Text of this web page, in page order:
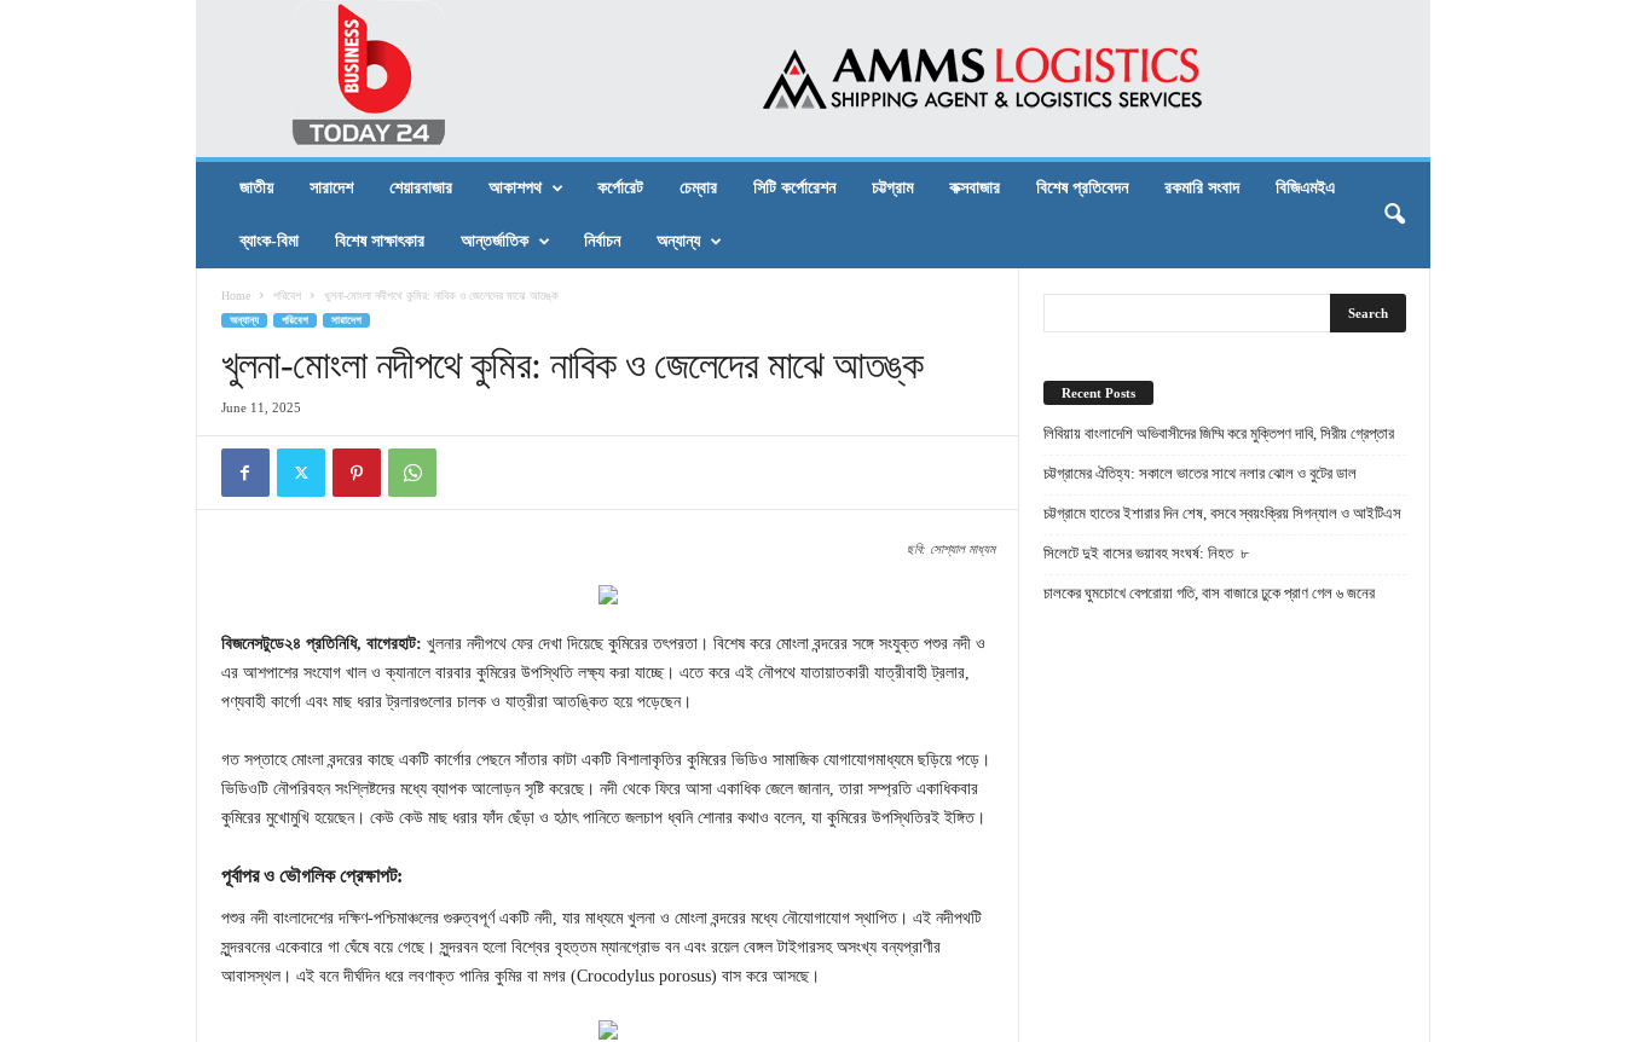
জাতীয় সারাদেশ শেয়ারবাজার আকাশপথ কর্পোরেট চেম্বার সিটি কর্পোরেশন চট্টগ্রাম কক্সবাজার বিশেষ প্রতিবেদন রকমারি সংবাদ বিজিএমইএ
ব্যাংক-বিমা বিশেষ সাক্ষাৎকার আন্তর্জাতিক নির্বাচন অন্যান্য
Home পরিবেশ খুলনা-মোংলা নদীপথে কুমির: নাবিক ও জেলেদের মাঝে আতঙ্ক
অন্যান্য পরিবেশ সারাদেশ
খুলনা-মোংলা নদীপথে কুমির: নাবিক ও জেলেদের মাঝে আতঙ্ক
June 11, 2025
ছবি: সোশ্যাল মাধ্যম
বিজনেসটুডে২৪ প্রতিনিধি, বাগেরহাট: খুলনার নদীপথে ফের দেখা দিয়েছে কুমিরের তৎপরতা। বিশেষ করে মোংলা বন্দরের সঙ্গে সংযুক্ত পশুর নদী ও
এর আশপাশের সংযোগ খাল ও ক্যানালে বারবার কুমিরের উপস্থিতি লক্ষ্য করা যাচ্ছে। এতে করে এই নৌপথে যাতায়াতকারী যাত্রীবাহী ট্রলার,
পণ্যবাহী কার্গো এবং মাছ ধরার ট্রলারগুলোর চালক ও যাত্রীরা আতঙ্কিত হয়ে পড়েছেন।
গত সপ্তাহে মোংলা বন্দরের কাছে একটি কার্গোর পেছনে সাঁতার কাটা একটি বিশালাকৃতির কুমিরের ভিডিও সামাজিক যোগাযোগমাধ্যমে ছড়িয়ে পড়ে।
ভিডিওটি নৌপরিবহন সংশ্লিষ্টদের মধ্যে ব্যাপক আলোড়ন সৃষ্টি করেছে। নদী থেকে ফিরে আসা একাধিক জেলে জানান, তারা সম্প্রতি একাধিকবার
কুমিরের মুখোমুখি হয়েছেন। কেউ কেউ মাছ ধরার ফাঁদ ছেঁড়া ও হঠাৎ পানিতে জলচাপ ধ্বনি শোনার কথাও বলেন, যা কুমিরের উপস্থিতিরই ইঙ্গিত।
পূর্বাপর ও ভৌগলিক প্রেক্ষাপট:
পশুর নদী বাংলাদেশের দক্ষিণ-পশ্চিমাঞ্চলের গুরুত্বপূর্ণ একটি নদী, যার মাধ্যমে খুলনা ও মোংলা বন্দরের মধ্যে নৌযোগাযোগ স্থাপিত। এই নদীপথটি
সুন্দরবনের একেবারে গা ঘেঁষে বয়ে গেছে। সুন্দরবন হলো বিশ্বের বৃহত্তম ম্যানগ্রোভ বন এবং রয়েল বেঙ্গল টাইগারসহ অসংখ্য বন্যপ্রাণীর
আবাসস্থল। এই বনে দীর্ঘদিন ধরে লবণাক্ত পানির কুমির বা মগর (Crocodylus porosus) বাস করে আসছে।
Recent Posts
লিবিয়ায় বাংলাদেশি অভিবাসীদের জিম্মি করে মুক্তিপণ দাবি, সিরীয় গ্রেপ্তার
চট্টগ্রামের ঐতিহ্য: সকালে ভাতের সাথে নলার ঝোল ও বুটের ডাল
চট্টগ্রামে হাতের ইশারার দিন শেষ, বসবে স্বয়ংক্রিয় সিগন্যাল ও আইটিএস
সিলেটে দুই বাসের ভয়াবহ সংঘর্ষ: নিহত ৮
চালকের ঘুমচোখে বেপরোয়া গতি, বাস বাজারে ঢুকে প্রাণ গেল ৬ জনের